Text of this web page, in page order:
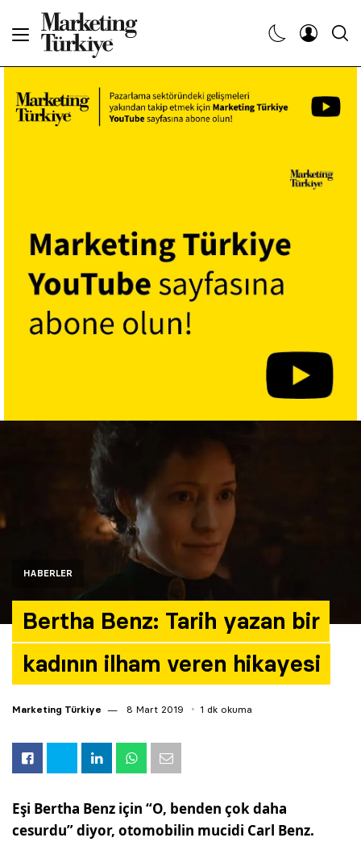
HABERLER
Bertha Benz: Tarih yazan bir
kadının ilham veren hikayesi
Marketing Türkiye 8 Mart 2019 1 dk okuma
Eşi Bertha Benz için “O, benden çok daha
cesurdu” diyor, otomobilin mucidi Carl Benz.
Haberler
Etkinlikler
Söyleşiler
Kariyer
Araştırma